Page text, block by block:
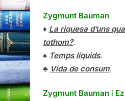
Zygmunt Bauman
♦ La riquesa d’uns
tothom?.
♠ Temps líquids.
♣ Vida de consum.
Zygmunt Bauman i